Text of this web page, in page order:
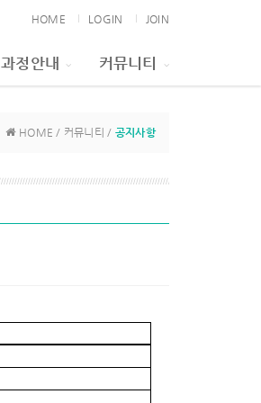
HOME LOGIN JOIN
과정안내 커뮤니티
HOME / 커뮤니티 / 공지사항